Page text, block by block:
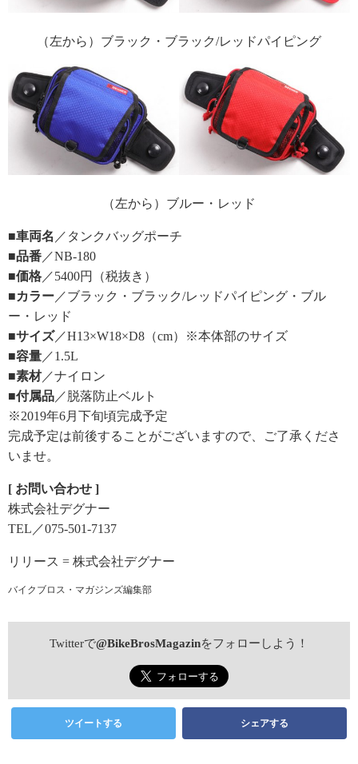
（左から）ブラック・ブラック/レッドパイピング
（左から）ブルー・レッド
■車両名 ／タンクバッグポーチ
■品番 ／NB-180
■価格 ／5400円（税抜き）
■カラー ／ブラック・ブラック/レッドパイピング・ブル
ー・レッド
■サイズ／H13×W18×D8（cm）※本体部のサイズ
■容量 ／1.5L
■素材／ナイロン
■付属品 ／脱落防止ベルト
※2019年6月下旬頃完成予定
完成予定は前後することがございますので、ご了承くださ
いませ。
[ お問い合わせ ]
株式会社デグナー
TEL／075-501-7137
リリース = 株式会社デグナー
バイクブロス・マガジンズ編集部
Twitterで@BikeBrosMagazinをフォローしよう！
ツイートする シェアする